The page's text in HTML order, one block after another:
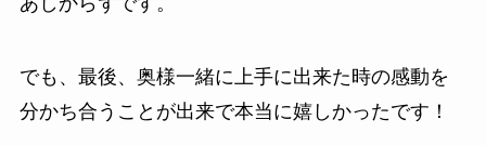
でも、最後、奥様一緒に上手に出来た時の感動を
分かち合うことが出来で本当に嬉しかったです！